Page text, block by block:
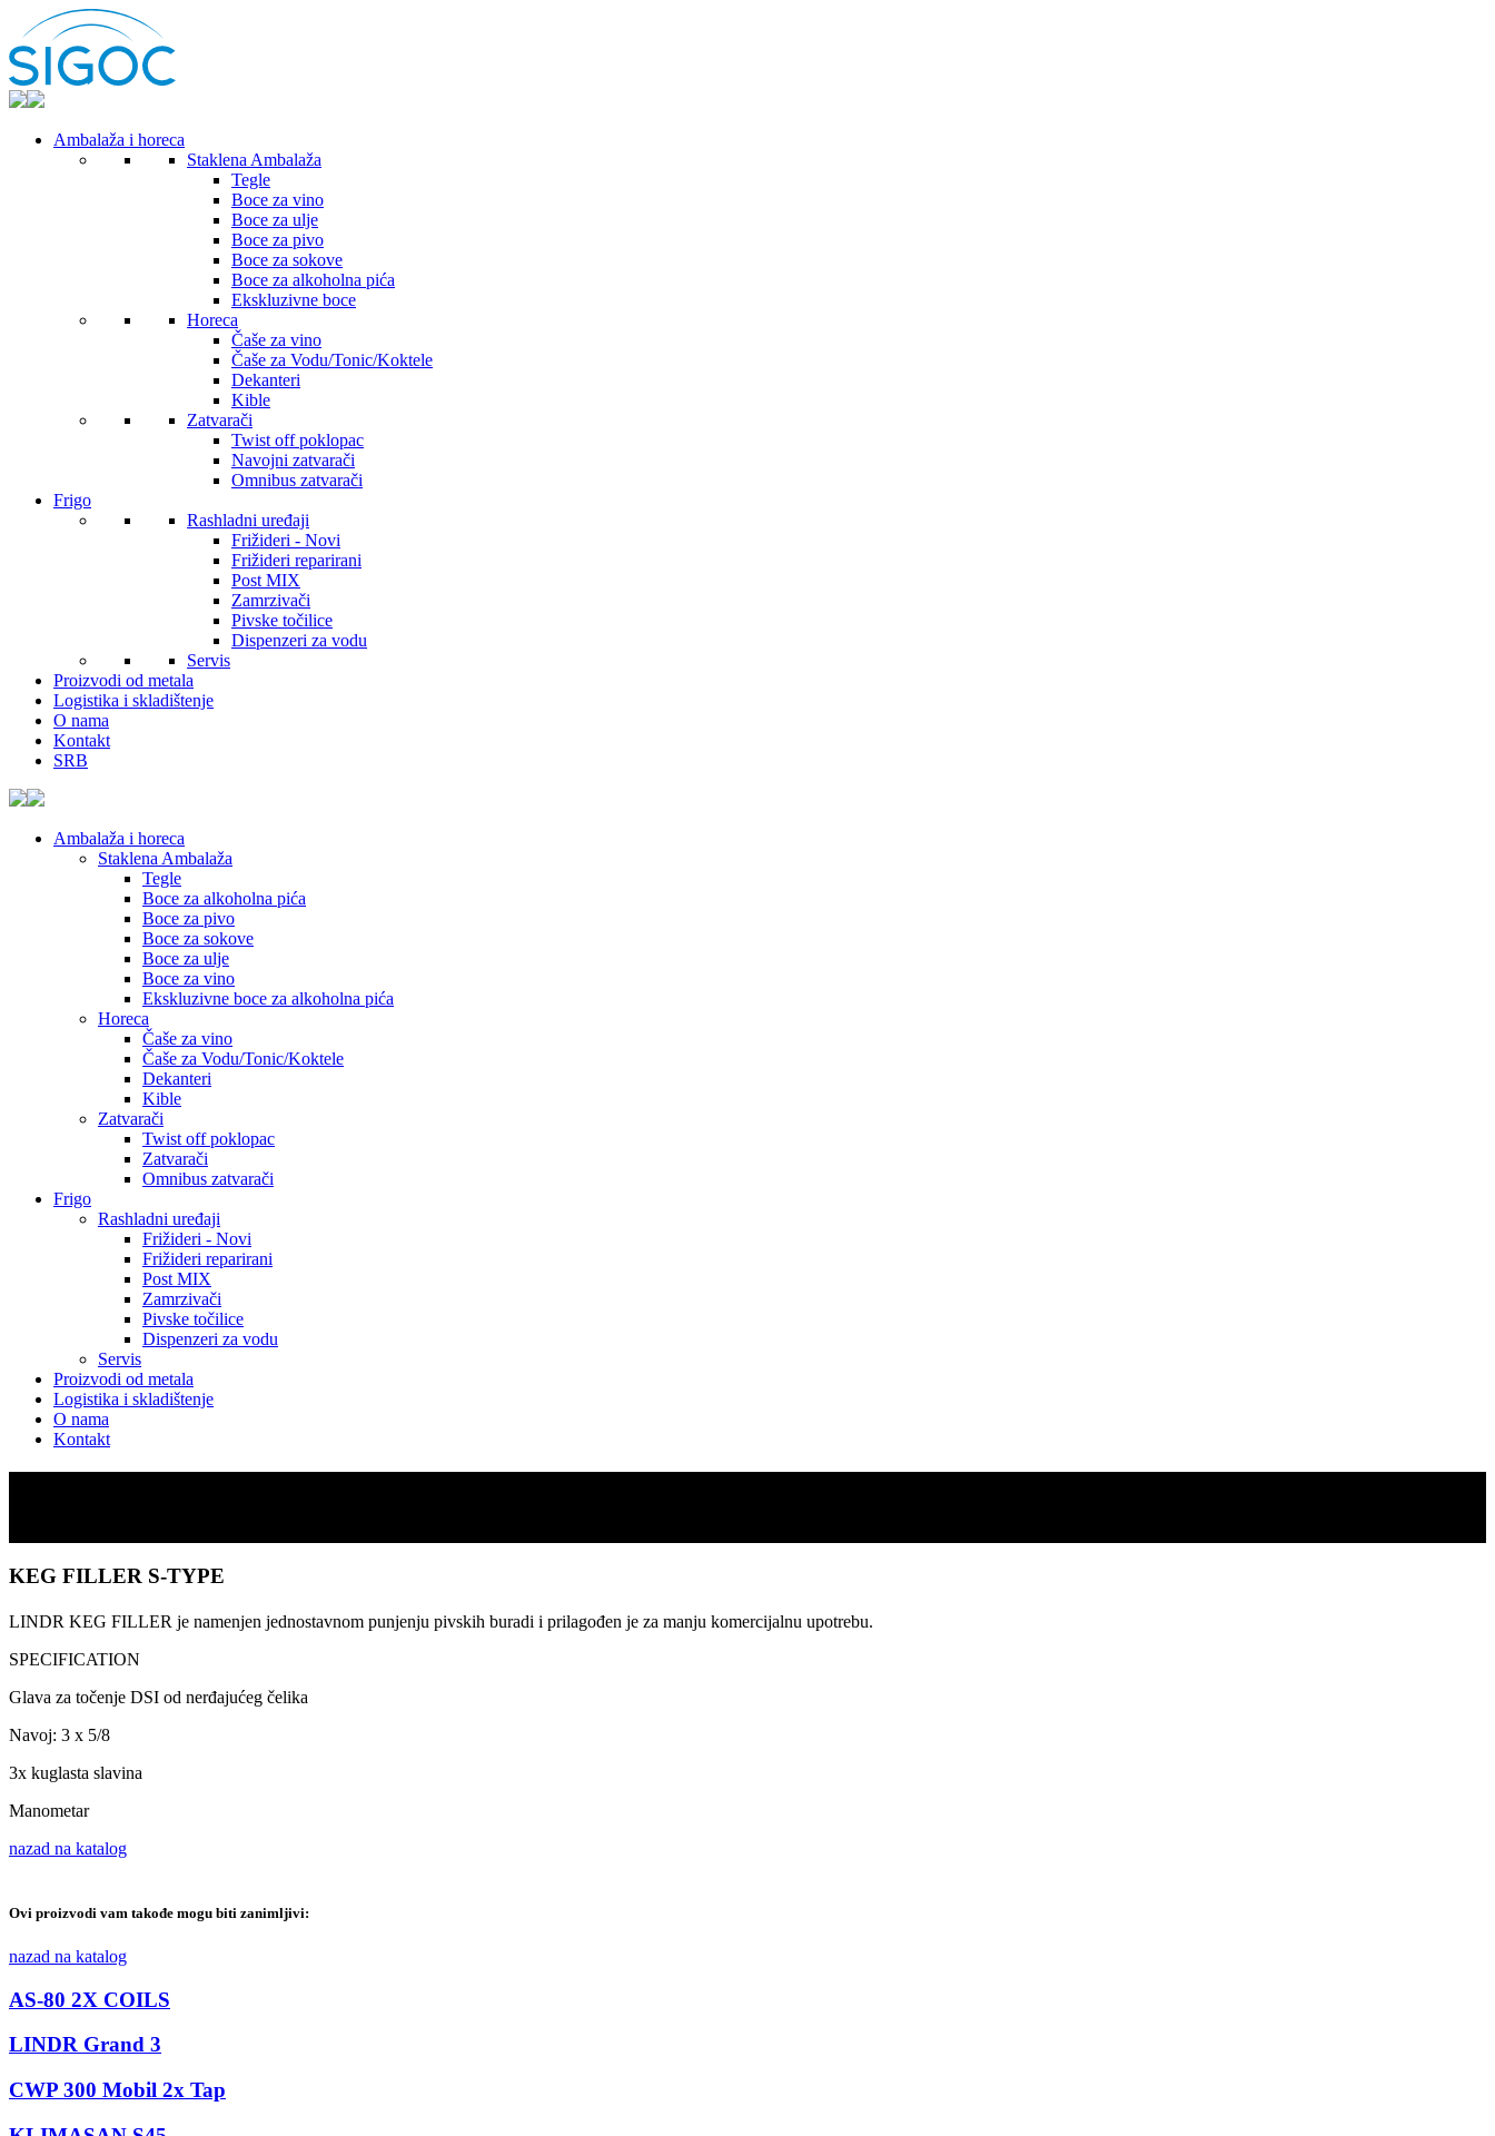
Ambalaža i horeca
Staklena Ambalaža
Tegle
Boce za vino
Boce za ulje
Boce za pivo
Boce za sokove
Boce za alkoholna pića
Ekskluzivne boce
Horeca
Čaše za vino
Čaše za Vodu/Tonic/Koktele
Dekanteri
Kible
Zatvarači
Twist off poklopac
Navojni zatvarači
Omnibus zatvarači
Frigo
Rashladni uređaji
Frižideri - Novi
Frižideri reparirani
Post MIX
Zamrzivači
Pivske točilice
Dispenzeri za vodu
Servis
Proizvodi od metala
Logistika i skladištenje
O nama
Kontakt
SRB
Ambalaža i horeca
Staklena Ambalaža
Tegle
Boce za alkoholna pića
Boce za pivo
Boce za sokove
Boce za ulje
Boce za vino
Ekskluzivne boce za alkoholna pića
Horeca
Čaše za vino
Čaše za Vodu/Tonic/Koktele
Dekanteri
Kible
Zatvarači
Twist off poklopac
Zatvarači
Omnibus zatvarači
Frigo
Rashladni uređaji
Frižideri - Novi
Frižideri reparirani
Post MIX
Zamrzivači
Pivske točilice
Dispenzeri za vodu
Servis
Proizvodi od metala
Logistika i skladištenje
O nama
Kontakt
KEG FILLER S-TYPE
LINDR KEG FILLER je namenjen jednostavnom punjenju pivskih buradi i prilagođen je za manju komercijalnu upotrebu.
SPECIFICATION
Glava za točenje DSI od nerđajućeg čelika
Navoj: 3 x 5/8
3x kuglasta slavina
Manometar
nazad na katalog
Ovi proizvodi vam takođe mogu biti zanimljivi:
nazad na katalog
AS-80 2X COILS
LINDR Grand 3
CWP 300 Mobil 2x Tap